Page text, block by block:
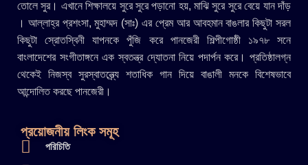
তোলে সুর। এখানে শিক্ষালয়ে সুরে সুরে পড়ানো হয়, মাঝি সুরে সুরে বেয়ে যান দাঁড়
। আল্লাহ্র প্রশংসা, মুহাম্মদ (সাঃ) এর প্রেম আর আবহমান বাঙলার কিছুটা সরল
কিছুটা স্রোতস্বিনী যাপনকে পুঁজি করে পানজেরী শিল্পীগোষ্ঠী ১৯৭৮ সনে
বাংলাদেশের সংগীতাঙ্গনে এক স্বতন্ত্র দ্যোতনা নিয়ে পদার্পন করে। প্রতিষ্ঠালগ্ন
থেকেই নিজস্ব সুরস্বাতন্ত্র্যে শতাধিক গান দিয়ে বাঙালী মনকে বিশেষভাবে
আন্দোলিত করছে পানজেরী।
প্রয়োজনীয় লিংক সমূহ
পরিচিতি